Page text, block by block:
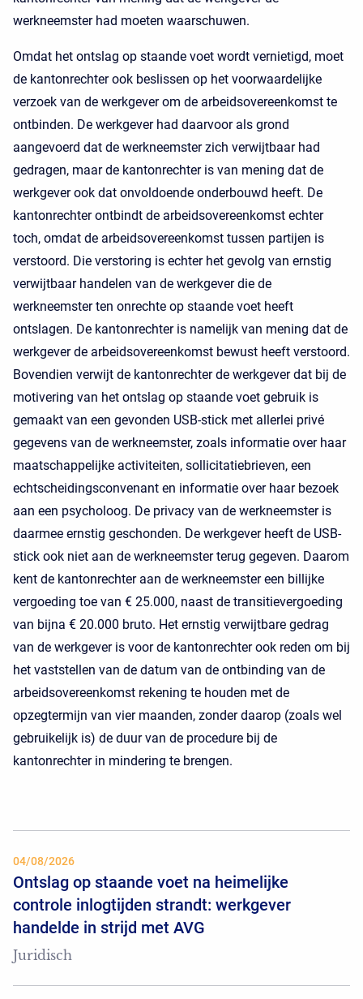
werkneemster had moeten waarschuwen.
Omdat het ontslag op staande voet wordt vernietigd, moet
de kantonrechter ook beslissen op het voorwaardelijke
verzoek van de werkgever om de arbeidsovereenkomst te
ontbinden. De werkgever had daarvoor als grond
aangevoerd dat de werkneemster zich verwijtbaar had
gedragen, maar de kantonrechter is van mening dat de
werkgever ook dat onvoldoende onderbouwd heeft. De
kantonrechter ontbindt de arbeidsovereenkomst echter
toch, omdat de arbeidsovereenkomst tussen partijen is
verstoord. Die verstoring is echter het gevolg van ernstig
verwijtbaar handelen van de werkgever die de
werkneemster ten onrechte op staande voet heeft
ontslagen. De kantonrechter is namelijk van mening dat de
werkgever de arbeidsovereenkomst bewust heeft verstoord.
Bovendien verwijt de kantonrechter de werkgever dat bij de
motivering van het ontslag op staande voet gebruik is
gemaakt van een gevonden USB-stick met allerlei privé
gegevens van de werkneemster, zoals informatie over haar
maatschappelijke activiteiten, sollicitatiebrieven, een
echtscheidingsconvenant en informatie over haar bezoek
aan een psycholoog. De privacy van de werkneemster is
daarmee ernstig geschonden. De werkgever heeft de USB-
stick ook niet aan de werkneemster terug gegeven. Daarom
kent de kantonrechter aan de werkneemster een billijke
vergoeding toe van € 25.000, naast de transitievergoeding
van bijna € 20.000 bruto. Het ernstig verwijtbare gedrag
van de werkgever is voor de kantonrechter ook reden om bij
het vaststellen van de datum van de ontbinding van de
arbeidsovereenkomst rekening te houden met de
opzegtermijn van vier maanden, zonder daarop (zoals wel
gebruikelijk is) de duur van de procedure bij de
kantonrechter in mindering te brengen.
04/08/2026
Ontslag op staande voet na heimelijke
controle inlogtijden strandt: werkgever
handelde in strijd met AVG
Juridisch